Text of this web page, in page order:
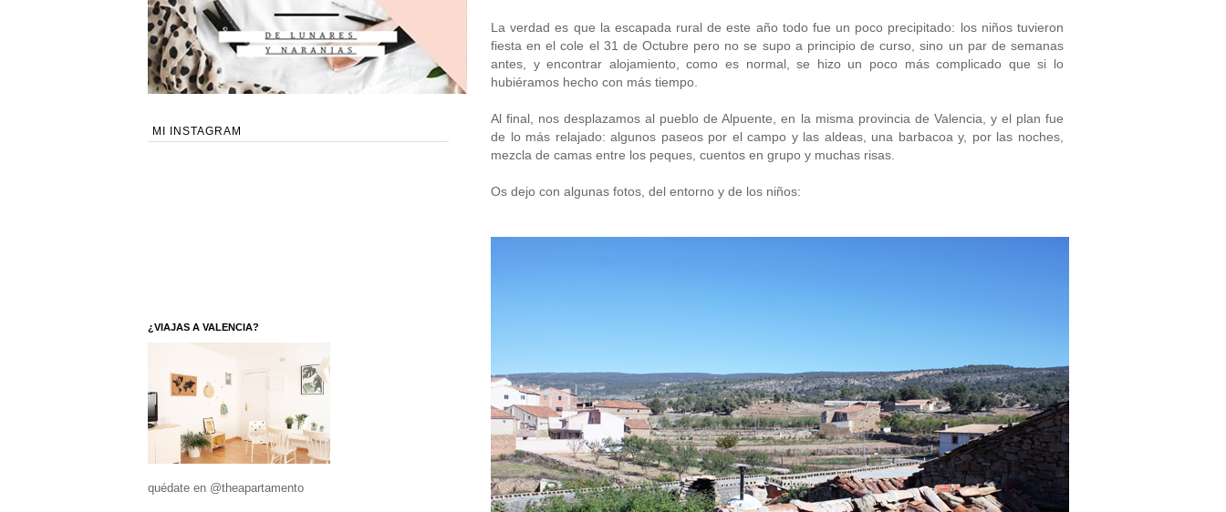
La verdad es que la escapada rural de este año todo fue un poco precipitado: los niños tuvieron
fiesta en el cole el 31 de Octubre pero no se supo a principio de curso, sino un par de semanas
antes, y encontrar alojamiento, como es normal, se hizo un poco más complicado que si lo
hubiéramos hecho con más tiempo.
Al final, nos desplazamos al pueblo de Alpuente, en la misma provincia de Valencia, y el plan fue
de lo más relajado: algunos paseos por el campo y las aldeas, una barbacoa y, por las noches,
mezcla de camas entre los peques, cuentos en grupo y muchas risas.
Os dejo con algunas fotos, del entorno y de los niños:
MI INSTAGRAM
¿VIAJAS A VALENCIA?
quédate en @theapartamento